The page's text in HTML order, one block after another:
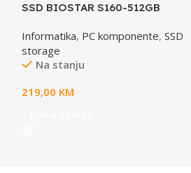
SSD BIOSTAR S160-512GB
Informatika, PC komponente,SSD
storage
Na stanju
219,00 KM